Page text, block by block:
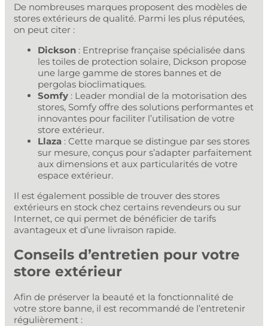
De nombreuses marques proposent des modèles de
stores extérieurs de qualité. Parmi les plus réputées,
on peut citer :
Dickson : Entreprise française spécialisée dans
les toiles de protection solaire, Dickson propose
une large gamme de stores bannes et de
pergolas bioclimatiques.
Somfy : Leader mondial de la motorisation des
stores, Somfy offre des solutions performantes et
innovantes pour faciliter l’utilisation de votre
store extérieur.
Llaza : Cette marque se distingue par ses stores
sur mesure, conçus pour s’adapter parfaitement
aux dimensions et aux particularités de votre
espace extérieur.
Il est également possible de trouver des stores
extérieurs en stock chez certains revendeurs ou sur
Internet, ce qui permet de bénéficier de tarifs
avantageux et d’une livraison rapide.
Conseils d’entretien pour votre
store extérieur
Afin de préserver la beauté et la fonctionnalité de
votre store banne, il est recommandé de l’entretenir
régulièrement :